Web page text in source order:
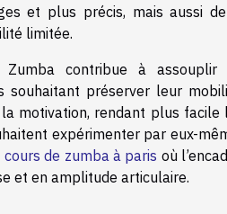
et plus précis, mais aussi
limitée.
contribue à
préserver leur
motivation, rendant plus facile
expérimenter par eux-
cours de zumba à paris où
et en amplitude articulaire.